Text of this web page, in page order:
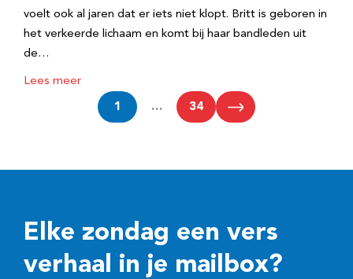
voelt ook al jaren dat er iets niet klopt. Britt is geboren in
het verkeerde lichaam en komt bij haar bandleden uit
de…
Lees meer
1 … 34
Elke zondag een vers
verhaal in je mailbox?